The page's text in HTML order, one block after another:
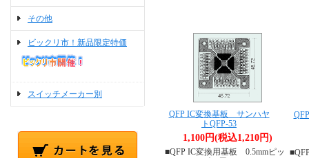
その他
ビックリ市！新品限定特価
スイッチメーカー別
QFP IC変換基板 サンハヤ
トQFP-53
1,100円(税込1,210円)
■QFP IC変換用基板 0.5mmピッ